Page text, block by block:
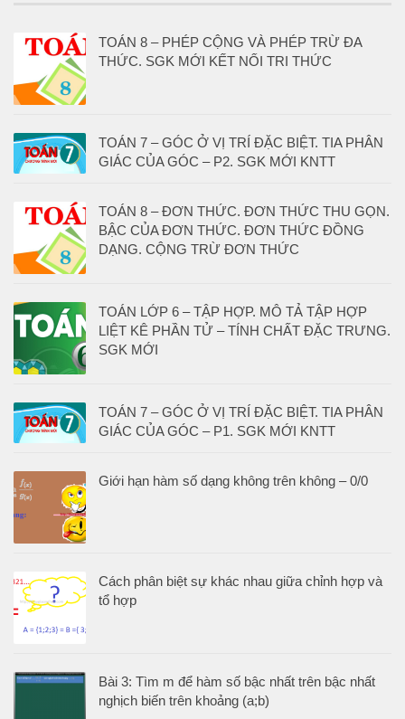
TOÁN 8 – PHÉP CỘNG VÀ PHÉP TRỪ ĐA
THỨC. SGK MỚI KẾT NỐI TRI THỨC
TOÁN 7 – GÓC Ở VỊ TRÍ ĐẶC BIỆT. TIA PHÂN
GIÁC CỦA GÓC – P2. SGK MỚI KNTT
TOÁN 8 – ĐƠN THỨC. ĐƠN THỨC THU GỌN.
BẬC CỦA ĐƠN THỨC. ĐƠN THỨC ĐỒNG
DẠNG. CỘNG TRỪ ĐƠN THỨC
TOÁN LỚP 6 – TẬP HỢP. MÔ TẢ TẬP HỢP
LIỆT KÊ PHẦN TỬ – TÍNH CHẤT ĐẶC TRƯNG.
SGK MỚI
TOÁN 7 – GÓC Ở VỊ TRÍ ĐẶC BIỆT. TIA PHÂN
GIÁC CỦA GÓC – P1. SGK MỚI KNTT
Giới hạn hàm số dạng không trên không – 0/0
Cách phân biệt sự khác nhau giữa chỉnh hợp và
tổ hợp
Bài 3: Tìm m để hàm số bậc nhất trên bậc nhất
nghịch biến trên khoảng (a;b)